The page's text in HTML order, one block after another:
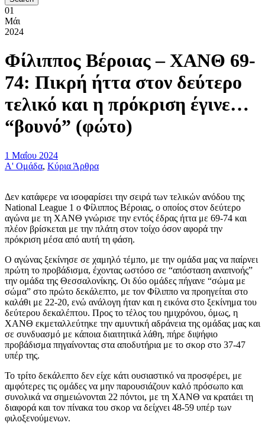
01
Μάι
2024
Φίλιππος Βέροιας – ΧΑΝΘ 69-
74: Πικρή ήττα στον δεύτερο
τελικό και η πρόκριση έγινε…
“βουνό” (φώτο)
1 Μαΐου 2024
Α' Ομάδα, Κύρια Άρθρα
Δεν κατάφερε να ισοφαρίσει την σειρά των τελικών ανόδου της
National League 1 ο Φίλιππος Βέροιας, ο οποίος στον δεύτερο
αγώνα με τη ΧΑΝΘ γνώρισε την εντός έδρας ήττα με 69-74 και
πλέον βρίσκεται με την πλάτη στον τοίχο όσον αφορά την
πρόκριση μέσα από αυτή τη φάση.
Ο αγώνας ξεκίνησε σε χαμηλό τέμπο, με την ομάδα μας να παίρνει
πρώτη το προβάδισμα, έχοντας ωστόσο σε “απόσταση αναπνοής”
την ομάδα της Θεσσαλονίκης. Οι δύο ομάδες πήγανε “σώμα με
σώμα” στο πρώτο δεκάλεπτο, με τον Φίλιππο να προηγείται στο
καλάθι με 22-20, ενώ ανάλογη ήταν και η εικόνα στο ξεκίνημα του
δεύτερου δεκαλέπτου. Προς το τέλος του ημιχρόνου, όμως, η
ΧΑΝΘ εκμεταλλεύτηκε την αμυντική αδράνεια της ομάδας μας και
σε συνδυασμό με κάποια διαιτητικά λάθη, πήρε διψήφιο
προβάδισμα πηγαίνοντας στα αποδυτήρια με το σκορ στο 37-47
υπέρ της.
Το τρίτο δεκάλεπτο δεν είχε κάτι ουσιαστικό να προσφέρει, με
αμφότερες τις ομάδες να μην παρουσιάζουν καλό πρόσωπο και
συνολικά να σημειώνονται 22 πόντοι, με τη ΧΑΝΘ να κρατάει τη
διαφορά και τον πίνακα του σκορ να δείχνει 48-59 υπέρ των
φιλοξενούμενων.